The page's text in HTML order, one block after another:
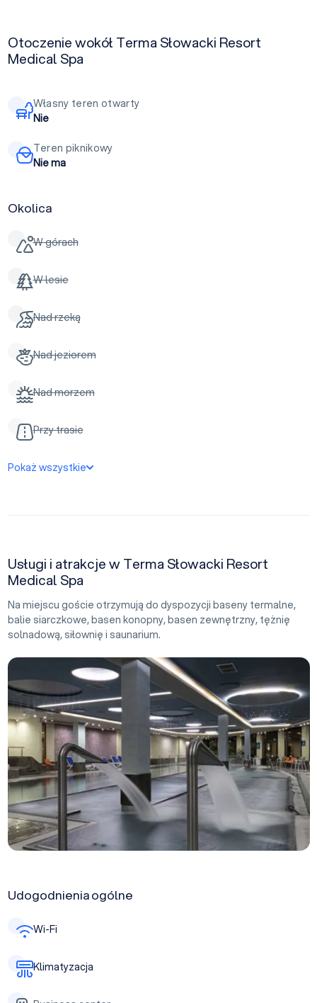
Otoczenie wokół Terma Słowacki Resort
Medical Spa
Własny teren otwarty
Nie
Teren piknikowy
Nie ma
Okolica
W górach
W lesie
Nad rzeką
Nad jeziorem
Nad morzem
Przy trasie
Pokaż wszystkie
Usługi i atrakcje w Terma Słowacki Resort
Medical Spa
Na miejscu goście otrzymują do dyspozycji baseny termalne,
balie siarczkowe, basen konopny, basen zewnętrzny, tężnię
solnadową, siłownię i saunarium.
Udogodnienia ogólne
Wi-Fi
Klimatyzacja